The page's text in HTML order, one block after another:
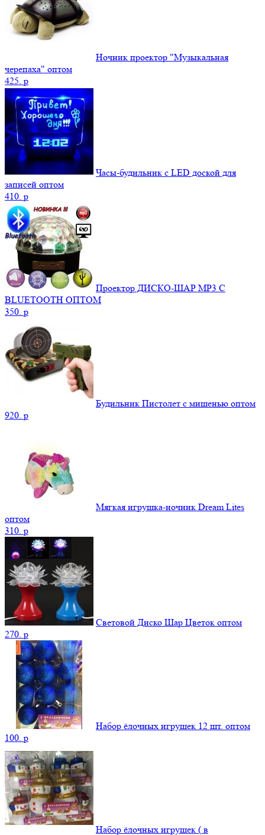
Ночник проектор "Музыкальная
черепаха" оптом
425. p
Часы-будильник с LED доской для
записей оптом
410. p
Проектор ДИСКО-ШАР MP3 С
BLUETOOTH ОПТОМ
350. p
Будильник Пистолет с мишенью оптом
920. p
Мягкая игрушка-ночник Dream Lites
оптом
310. p
Световой Диско Шар Цветок оптом
270. p
Набор ёлочных игрушек 12 шт. оптом
100. p
Набор ёлочных игрушек ( в